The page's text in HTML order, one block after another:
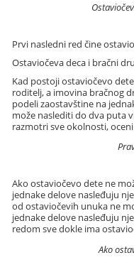
Prvi nasledni red čine
Ostaviočeva deca i bračni
Kad postoji ostaviočevo
roditelj, a imovina bračnog
podeli zaostavštine na
može naslediti do dva puta
razmotri sve okolnosti,
Ako ostaviočevo dete ne
jednake delove nasleđuju
od ostaviočevih unuka ne
jednake delove nasleđuju
redom sve dokle ima
Ako